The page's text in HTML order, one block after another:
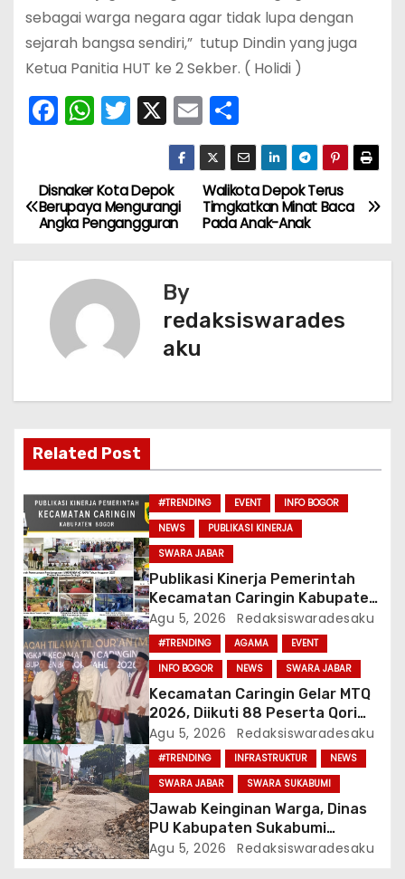
sebagai warga negara agar tidak lupa dengan
sejarah bangsa sendiri,” tutup Dindin yang juga
Ketua Panitia HUT ke 2 Sekber. ( Holidi )
F
a
e
b
o
o
k
W
h
ts
A
p
p
T
w
er
X E
m
ai
l
S
h
ar
e
N
a
s
i
p
o
s
Walikota Depok Terus
Timgkatkan Minat Baca
Pada Anak-Anak
Disnaker Kota Depok
Berupaya Mengurangi
Angka Pengangguran
By
redaksiswarades
aku
Related Post
#TRENDING EVENT
INFO BOGOR
NEWS
PUBLIKASI KINERJA
SWARA JABAR
Publikasi Kinerja Pemerintah
Kecamatan Caringin Kabupaten
Bogor Tahun 2026
Agu 5, 2026 Redaksiswaradesaku
#TRENDING AGAMA
EVENT
INFO BOGOR
NEWS SWARA JABAR
Kecamatan Caringin Gelar MTQ
2026, Diikuti 88 Peserta Qori
dan Qoriah
Agu 5, 2026 Redaksiswaradesaku
#TRENDING INFRASTRUKTUR
NEWS
SWARA JABAR
SWARA SUKABUMI
Jawab Keinginan Warga, Dinas
PU Kabupaten Sukabumi
Lakukan Pekerjaan
Agu 5, 2026 Redaksiswaradesaku